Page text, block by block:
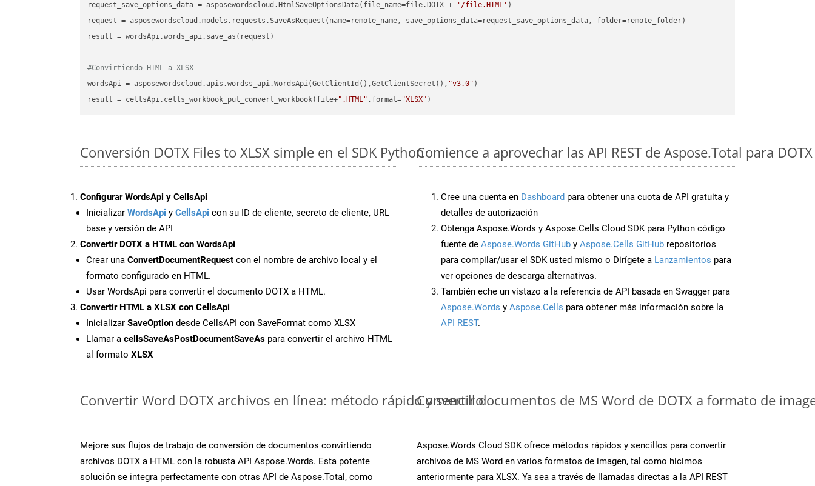
request_save_options_data = asposewordscloud.HtmlSaveOptionsData(file_name=file.DOTX + '/file.HTML'
request
result = wordsApi.words_api.save_as(request)
#Convirtiendo HTML a XLSX
wordsApi = asposewordscloud.apis.wordss_api.WordsApi(GetClientId(),GetClientSecret(), "v3.0"
result = cellsApi.cells_workbook_put_convert_workbook(file+".HTML" ,format="XLSX"
Conversión DOTX Files to XLSX simple en el SDK Python
Configurar WordsApi y CellsApi
Inicializar WordsApi y CellsApi con su ID de cliente, secreto de cliente, URL
base y versión de API
Convertir DOTX a HTML con WordsApi
Crear una ConvertDocumentRequest con el nombre de archivo local y el
formato configurado en HTML.
Usar WordsApi para convertir el documento DOTX a HTML.
Convertir HTML a XLSX con CellsApi
Inicializar SaveOption desde CellsAPI con SaveFormat como XLSX
Llamar a cellsSaveAsPostDocumentSaveAs para convertir el archivo HTML
al formato XLSX
Comience a aprovechar las API REST de Aspose.Total para DOTX
Cree una cuenta en Dashboard para obtener una cuota de API gratuita y
detalles de autorización
Obtenga Aspose.Words y Aspose.Cells Cloud SDK para Python código
fuente de Aspose.Words GitHub y Aspose.Cells GitHub repositorios
para compilar/usar el SDK usted mismo o Dirígete a Lanzamientos para
ver opciones de descarga alternativas.
También eche un vistazo a la referencia de API basada en Swagger para
Aspose.Words y Aspose.Cells para obtener más información sobre la
API REST.
Convertir Word DOTX archivos en línea: método rápido y sencillo
Mejore sus flujos de trabajo de conversión de documentos convirtiendo
archivos DOTX a HTML con la robusta API Aspose.Words. Esta potente
solución se integra perfectamente con otras API de Aspose.Total, como
Convertir documentos de MS Word de DOTX a formato de
Aspose.Words Cloud SDK ofrece métodos rápidos y sencillos para convertir
archivos de MS Word en varios formatos de imagen, tal como hicimos
anteriormente para XLSX. Ya sea a través de llamadas directas a la API REST